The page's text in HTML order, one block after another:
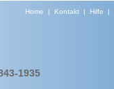
Home | Kontakt| Hilfe |
1935